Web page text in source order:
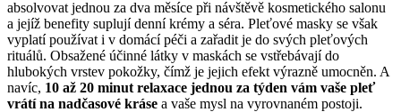
absolvovat jednou za dva měsíce při návštěvě kosmetického salonu
a jejíž benefity suplují denní krémy a séra. Pleťové masky se však
vyplatí používat i v domácí péči a zařadit je do svých pleťových
rituálů. Obsažené účinné látky v maskách se vstřebávají do
hlubokých vrstev pokožky, čímž je jejich efekt výrazně umocněn. A
navíc, 10 až 20 minut relaxace jednou za týden vám vaše pleť
vrátí na nadčasové kráse a vaše mysl na vyrovnaném postoji.